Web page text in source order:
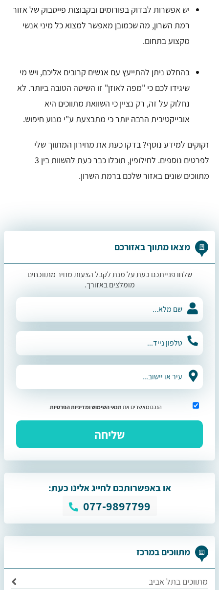
יש אפשרות לבדוק בפורומים ובקבוצות פייסבוק של אזור
רמת השרון, מה שכמובן מאפשר למצוא כל מיני אנשי
מקצוע בתחום.
בהחלט ניתן להתייעץ עם אנשים קרובים אליכם, ויש מי
שיגידו לכם כי "מפה לאוזן" זו השיטה הטובה ביותר. לא
נחלוק על זה, רק נציין כי השוואת מתווכים היא
אובייקטיבית הרבה יותר כי מתבצעת ע"י מנוע חיפוש.
זקוקים למידע נוסף? בדקו כעת את מחירון המתווך שלי
לפרטים נוספים. לחילופין, תוכלו כבר כעת להשוות בין 3
מתווכים שונים באזור שלכם ברמת השרון.
מצאו מתווך באזורכם
שלחו פנייתכם כעת על מנת לקבל הצעות מחיר מתווכחים
מומלצים באזורך.
הנכם מאשרים את תנאי השימושומדיניות הפרטיות.
או באפשרותכם לחייג אלינו כעת:
077-9897799
מתווכים במרכז
מתווכים בתל אביב